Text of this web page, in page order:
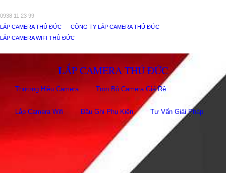
0938 11 23 99
LẮP CAMERA THỦ ĐỨC
CÔNG TY LẮP CAMERA THỦ ĐỨC
LẮP CAMERA WIFI THỦ ĐỨC
LẮP CAMERA THỦ ĐỨC
Thương Hiệu Camera Trọn Bộ Camera Giá Rẻ
Lắp Camera Wifi Đầu Ghi Phụ Kiên Tư Vấn Giải Pháp